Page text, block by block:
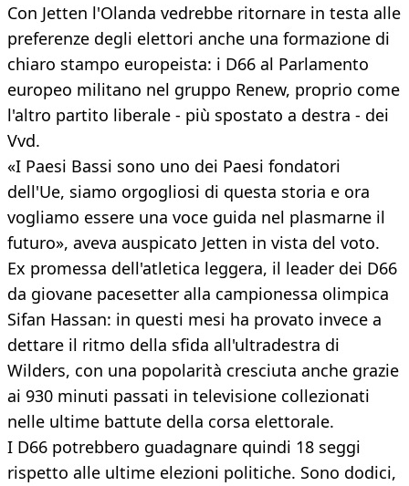
Con Jetten l'Olanda vedrebbe ritornare in testa alle
preferenze degli elettori anche una formazione di
chiaro stampo europeista: i D66 al Parlamento
europeo militano nel gruppo Renew, proprio come
l'altro partito liberale - più spostato a destra - dei
Vvd.
«I Paesi Bassi sono uno dei Paesi fondatori
dell'Ue, siamo orgogliosi di questa storia e ora
vogliamo essere una voce guida nel plasmarne il
futuro», aveva auspicato Jetten in vista del voto.
Ex promessa dell'atletica leggera, il leader dei D66
da giovane pacesetter alla campionessa olimpica
Sifan Hassan: in questi mesi ha provato invece a
dettare il ritmo della sfida all'ultradestra di
Wilders, con una popolarità cresciuta anche grazie
ai 930 minuti passati in televisione collezionati
nelle ultime battute della corsa elettorale.
I D66 potrebbero guadagnare quindi 18 seggi
rispetto alle ultime elezioni politiche. Sono dodici,